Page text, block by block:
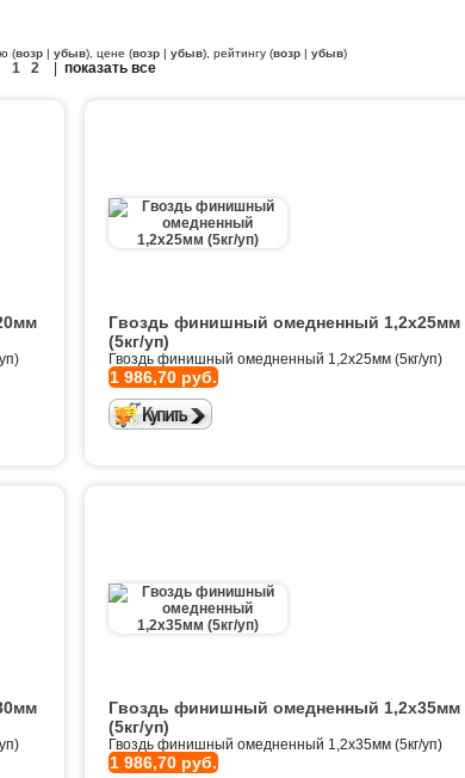
(возр| убыв), цене (возр| убыв), рейтингу (возр| убыв)
1 2| показать все
Гвоздь финишный омедненный 1,2х25мм
(5кг/уп)
Гвоздь финишный омедненный 1,2х25мм (5кг/уп)
1 986,70 руб.
Гвоздь финишный омедненный 1,2х35мм
(5кг/уп)
Гвоздь финишный омедненный 1,2х35мм (5кг/уп)
1 986,70 руб.